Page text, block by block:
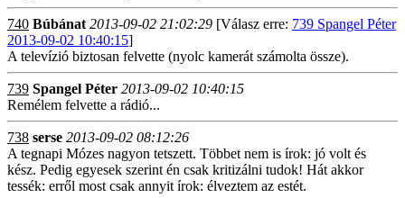
740 Búbánat 2013-09-02 21:02:29 [Válasz erre: 739 Spangel Péter
2013-09-02 10:40:15]
A televízió biztosan felvette (nyolc kamerát számolta össze).
739 Spangel Péter 2013-09-02 10:40:15
Remélem felvette a rádió...
738 serse 2013-09-02 08:12:26
A tegnapi Mózes nagyon tetszett. Többet nem is írok: jó volt és
kész. Pedig egyesek szerint én csak kritizálni tudok! Hát akkor
tessék: erről most csak annyit írok: élveztem az estét.